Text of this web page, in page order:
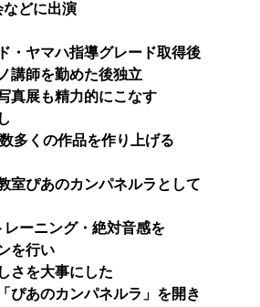
どに出演
・ヤマハ指導グレード取得後
講師を勤めた後独立
真展も精力的にこなす
多くの作品を作り上げる
室ぴあのカンパネルラとして
ーニング・絶対音感を
を行い
さを大事にした
ぴあのカンパネルラ」を開き